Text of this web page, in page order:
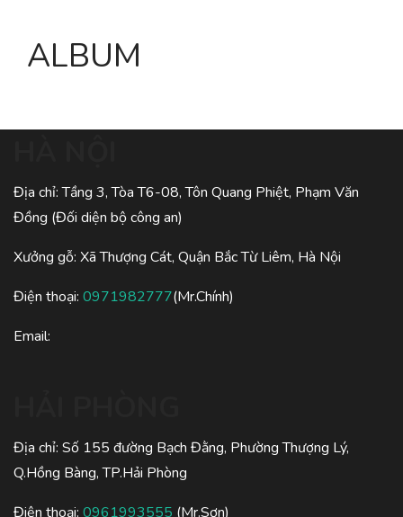
ALBUM
Địa chỉ: Tầng 3, Tòa T6-08, Tôn Quang Phiệt, Phạm Văn
Đồng (Đối diện bộ công an)
Xưởng gỗ: Xã Thượng Cát, Quận Bắc Từ Liêm, Hà Nội
Điện thoại: 0971982777(Mr.Chính)
Email:
Địa chỉ: Số 155 đường Bạch Đằng, Phường Thượng Lý,
Q.Hồng Bàng, TP.Hải Phòng
Điện thoại: 0961993555 (Mr.Sơn)